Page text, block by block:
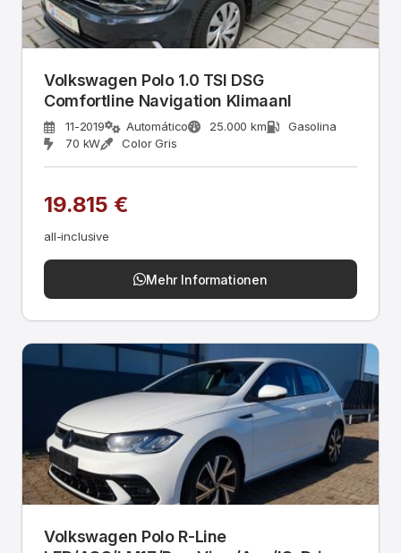
Volkswagen Polo 1.0 TSI DSG
Comfortline Navigation Klimaanl
11-2019 Automático 25.000 km
Gasolina
70 kW
Color Gris
19.815 €
all-inclusive
Mehr Informationen
Volkswagen Polo R-Line